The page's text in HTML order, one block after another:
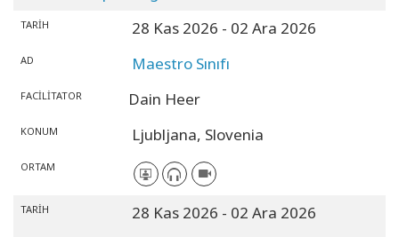
TARIH 28 Kas 2026 - 02 Ara 2026
AD Maestro Sınıfı
FACILITATOR Dain Heer
KONUM Ljubljana, Slovenia
ORTAM
TARIH 28 Kas 2026 - 02 Ara 2026